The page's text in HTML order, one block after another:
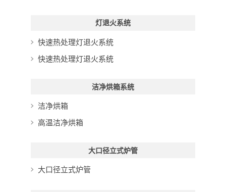
灯退火系统
快速热处理灯退火系统
快速热处理灯退火系统
洁净烘箱系统
洁净烘箱
高温洁净烘箱
大口径立式炉管
大口径立式炉管